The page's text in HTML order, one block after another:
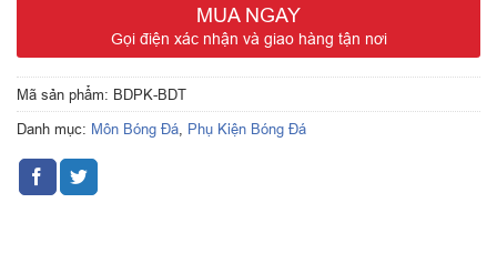
MUA NGAY
Gọi điện xác nhận và giao hàng tận nơi
Mã sản phẩm: BDPK-BDT
Danh mục: Môn Bóng Đá Phụ Kiện Bóng Đá